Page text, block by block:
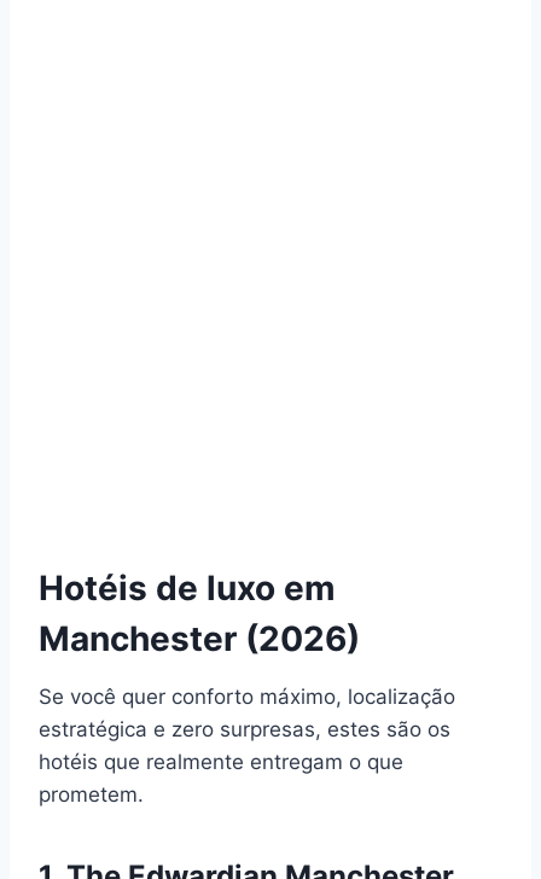
Hotéis de luxo em
Manchester (2026)
Se você quer conforto máximo, localização
estratégica e zero surpresas, estes são os
hotéis que realmente entregam o que
prometem.